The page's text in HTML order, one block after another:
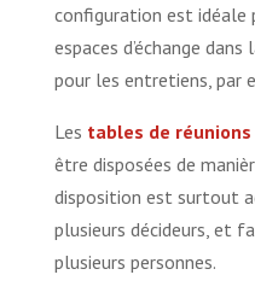
configuration est idéale
espaces d’échange
pour les entretiens, par
Les tables de réunions
être disposées de
disposition est surtout
plusieurs décideurs, et
plusieurs personnes.